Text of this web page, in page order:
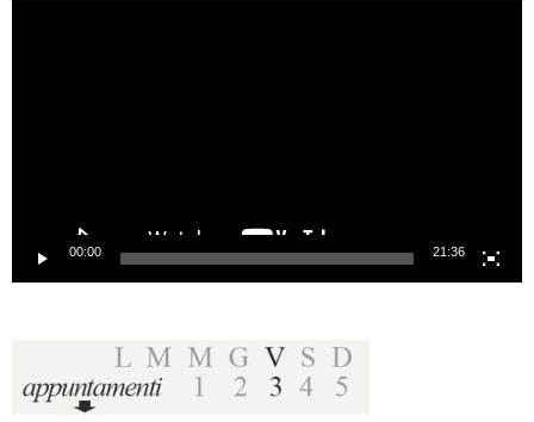
00:00 21:36